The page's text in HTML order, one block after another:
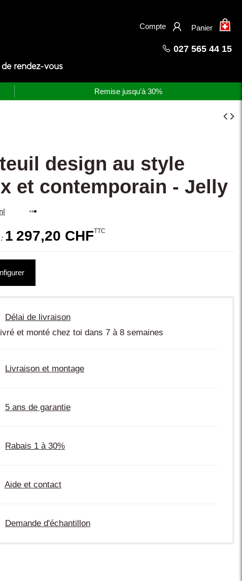
×
Compte Panier
027 565 44 15
de rendez-vous
Remise jusqu'à 30%
design au style
et contemporain - Jelly
|
1 297,20 CHFTTC
Délai de livraison
et monté chez toi dans 7 à 8 semaines
Livraison et montage
5 ans de garantie
Rabais 1 à 30%
Aide et contact
Demande d'échantillon